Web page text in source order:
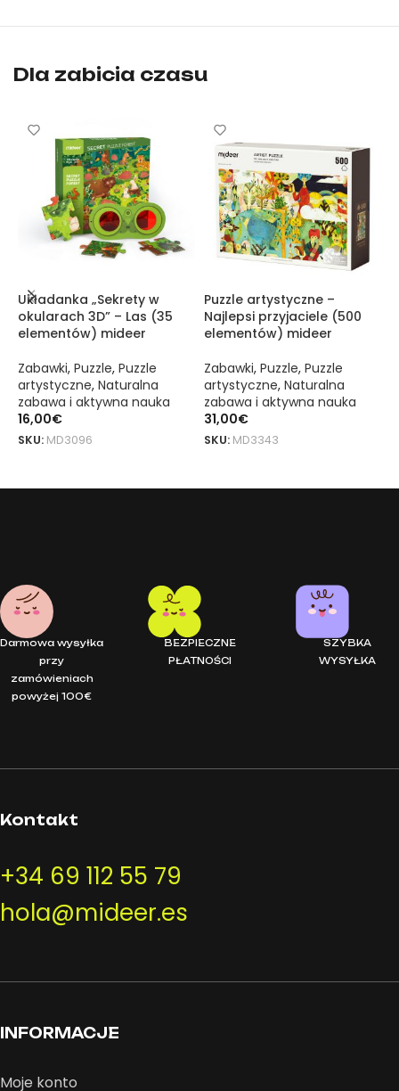
Moja pierwsza układanka – Dinozaury 6 w 1 mideer to
Moja pierwsza układanka – Dinozaury 6 w 1 mideer to
Dla zabicia czasu
Układanka „Sekrety w
okularach 3D” – Las (35
elementów) mideer
Zabawki, Puzzle, Puzzle
artystyczne, Naturalna
zabawa i aktywna nauka
16,00€
SKU: MD3096
Puzzle artystyczne –
Najlepsi przyjaciele (500
elementów) mideer
Zabawki, Puzzle, Puzzle
artystyczne, Naturalna
zabawa i aktywna nauka
31,00€
SKU: MD3343
Darmowa wysyłka
przy
zamówieniach
powyżej 100€
BEZPIECZNE
PŁATNOŚCI
SZYBKA
WYSYŁKA
Kontakt
+34 69 112 55 79
hola@mideer.es
INFORMACJE
Moje konto